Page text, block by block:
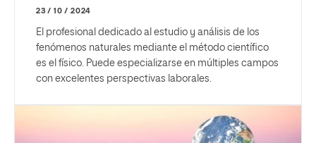
23 / 10 / 2024
El profesional dedicado al estudio y análisis de los
fenómenos naturales mediante el método científico
es el físico. Puede especializarse en múltiples campos
con excelentes perspectivas laborales.